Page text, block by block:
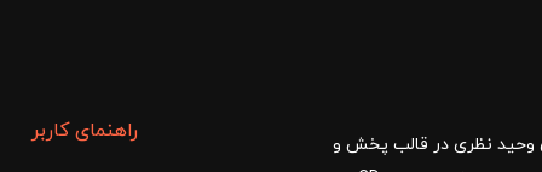
با مدیریت آقای وحید نظری در قالب پخش و
راهنمای کاربر